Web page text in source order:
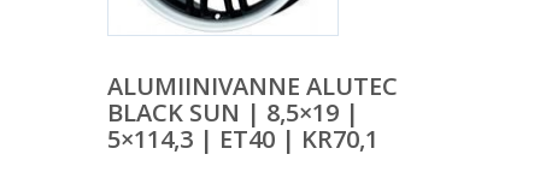
ALUMIINIVANNE ALUTEC
BLACK SUN | 8,5×19 |
5×114,3 | ET40 | KR70,1